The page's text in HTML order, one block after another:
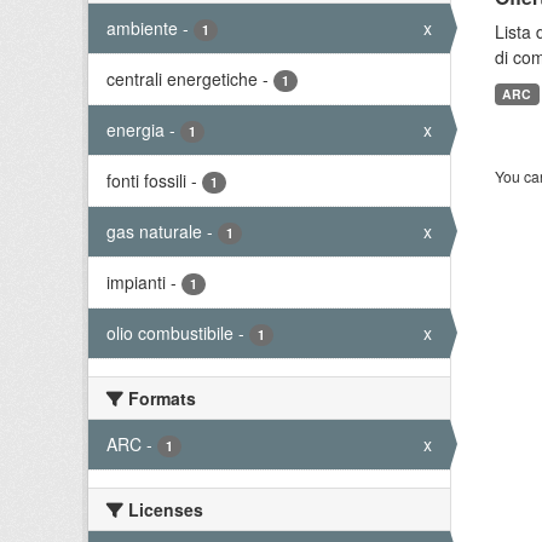
ambiente - 1 x
centrali energetiche - 1
energia - 1 x
fonti fossili - 1
gas naturale - 1 x
impianti - 1
olio combustibile - 1 x
Formats
ARC - 1 x
Licenses
Lista
di
ARC
You